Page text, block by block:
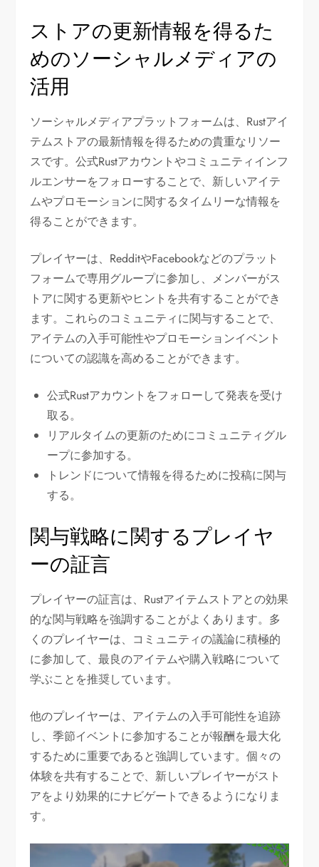
ストアの更新情報を得るた
めのソーシャルメディアの
活用
ソーシャルメディアプラットフォームは、Rustアイ
テムストアの最新情報を得るための貴重なリソー
スです。公式Rustアカウントやコミュニティインフ
ルエンサーをフォローすることで、新しいアイテ
ムやプロモーションに関するタイムリーな情報を
得ることができます。
プレイヤーは、RedditやFacebookなどのプラット
フォームで専用グループに参加し、メンバーがス
トアに関する更新やヒントを共有することができ
ます。これらのコミュニティに関与することで、
アイテムの入手可能性やプロモーションイベント
についての認識を高めることができます。
公式Rustアカウントをフォローして発表を受け
取る。
リアルタイムの更新のためにコミュニティグル
ープに参加する。
トレンドについて情報を得るために投稿に関与
する。
関与戦略に関するプレイヤ
ーの証言
プレイヤーの証言は、Rustアイテムストアとの効果
的な関与戦略を強調することがよくあります。多
くのプレイヤーは、コミュニティの議論に積極的
に参加して、最良のアイテムや購入戦略について
学ぶことを推奨しています。
他のプレイヤーは、アイテムの入手可能性を追跡
し、季節イベントに参加することが報酬を最大化
するために重要であると強調しています。個々の
体験を共有することで、新しいプレイヤーがスト
アをより効果的にナビゲートできるようになりま
す。